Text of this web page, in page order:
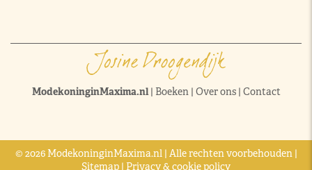
ModekoninginMaxima.nl| Boeken| Over ons| Contact
© 2026 ModekoninginMaxima.nl | Alle rechten voorbehouden |
Sitemap | Privacy & cookie policy